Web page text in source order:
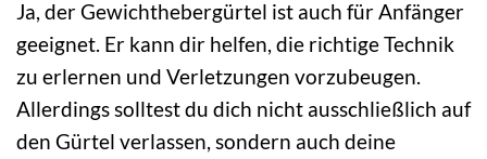
Ja, der Gewichthebergürtel ist auch für Anfänger
geeignet. Er kann dir helfen, die richtige Technik
zu erlernen und Verletzungen vorzubeugen.
Allerdings solltest du dich nicht ausschließlich auf
den Gürtel verlassen, sondern auch deine